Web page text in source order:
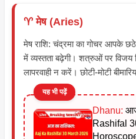
♈ मेष (Aries)
मेष राशि: चंद्रमा का गोचर आपके छठे
में व्यस्तता बढ़ेगी। शत्रुओं पर विजय
लापरवाही न करें। छोटी-मोटी
यह भी पढ़ें
Dhanu:
Rashifal